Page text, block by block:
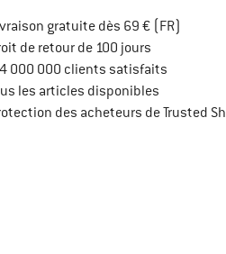
gratuite dès 69 € (FR)
de retour de 100 joursTrouve les
000 000 clients satisfaits
les articles disponibles
des acheteurs de Trusted